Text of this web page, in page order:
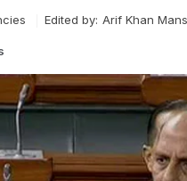
Edited by: Arif Khan